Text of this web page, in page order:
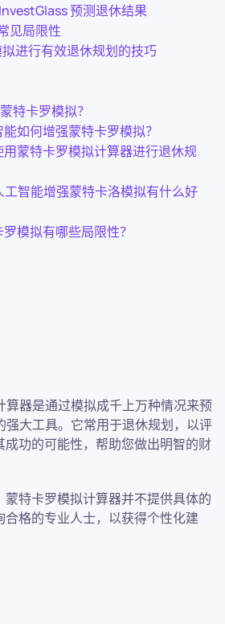
预测退休结果
见局限性
进行有效退休规划的技巧
特卡罗模拟？
如何增强蒙特卡罗模拟？
用蒙特卡罗模拟计算器进行退休规
工智能增强蒙特卡洛模拟有什么好
模拟有哪些局限性？
算器是通过模拟成千上万种情况来预
强大工具。它常用于退休规划，以评
功的可能性，帮助您做出明智的财
特卡罗模拟计算器并不提供具体的
格的专业人士，以获得个性化建